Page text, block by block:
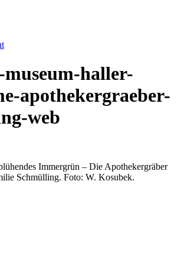
haller-
apothekergraeber-
web
Immergrün – Die Apothekergräber
Schmülling. Foto: W. Kosubek.